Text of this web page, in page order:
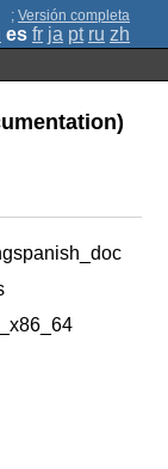
; Versión completa
es fr ja pt ru zh